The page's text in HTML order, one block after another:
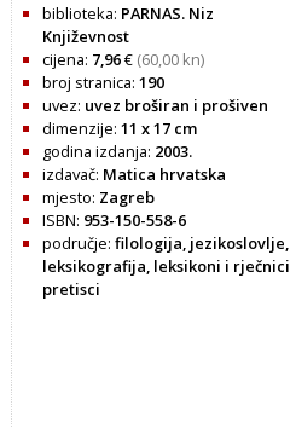
biblioteka: PARNAS. Niz
Književnost
cijena: 7,96€ (60,00 kn)
broj stranica: 190
uvez: uvez broširan i prošiven
dimenzije: 11 x 17 cm
godina izdanja: 2003.
izdavač: Matica hrvatska
mjesto: Zagreb
ISBN: 953-150-558-6
područje: filologija, jezikoslovlje,
leksikografija, leksikoni i rječnici
pretisci